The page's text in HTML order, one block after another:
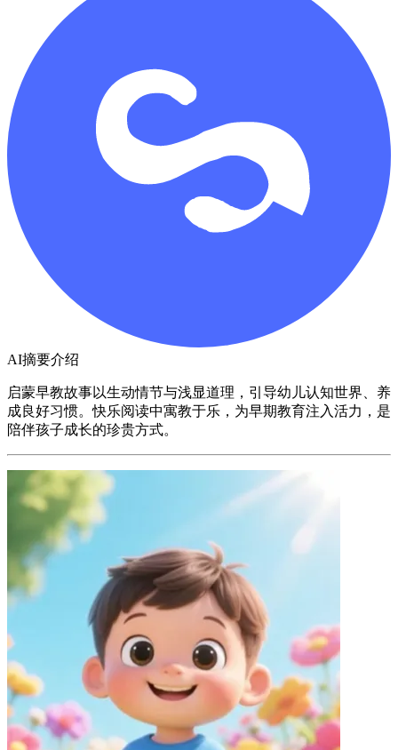
AI摘要介绍
启蒙早教故事以生动情节与浅显道理，引导幼儿认知世界、养
成良好习惯。快乐阅读中寓教于乐，为早期教育注入活力，是
陪伴孩子成长的珍贵方式。